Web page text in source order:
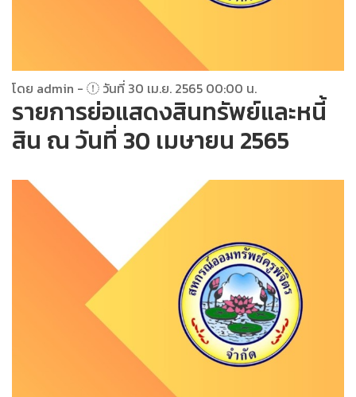
โดย admin - วันที่ 30 เม.ย. 2565 00:00 น.
รายการย่อแสดงสินทรัพย์และหนี้
สิน ณ วันที่ 30 เมษายน 2565